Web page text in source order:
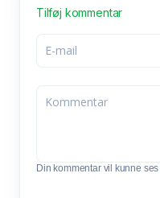
Tilføj kommentar
Din kommentar vil kunne